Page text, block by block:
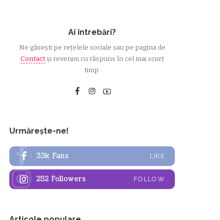
Ai întrebări?
Ne găsești pe rețelele sociale sau pe pagina de
Contactși revenim cu răspuns în cel mai scurt
timp.
Urmărește-ne!
33k Fans LIKE
252 Followers FOLLOW